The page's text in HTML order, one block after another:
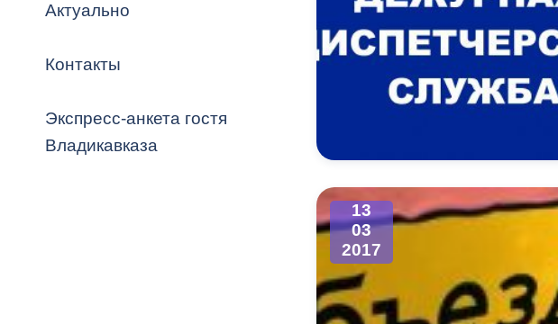
Владикавказ
ОРВ и экспертиза НПА
Оценка деятельности органов
Открытые данные
Актуально
Контакты
Экспресс-анкета гостя
Владикавказа
13
03
2017